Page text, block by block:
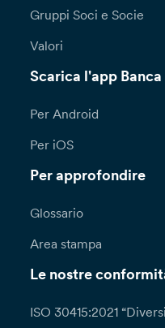
Gruppi Soci e Socie
Valori
Scarica l'app Banca
Per Android
Per iOS
Per approfondire
Glossario
Area stampa
Le nostre
ISO 30415:2021